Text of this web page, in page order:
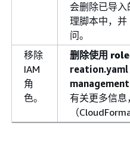
会删除已导入
理脚本中，
问。
移除
IAM
角
色。
删除使用
reation.yaml
有关更多信息
（